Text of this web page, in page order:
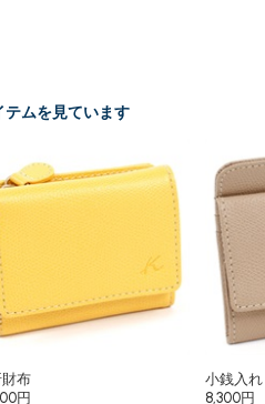
テムを見ています
布
円
小銭入れ
8,300円